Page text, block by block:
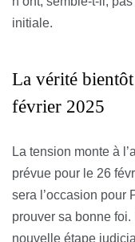
initiale.
La vérité
février 2025
La tension monte à
prévue pour le 26
sera l’occasion pour
prouver sa bonne foi.
nouvelle étape